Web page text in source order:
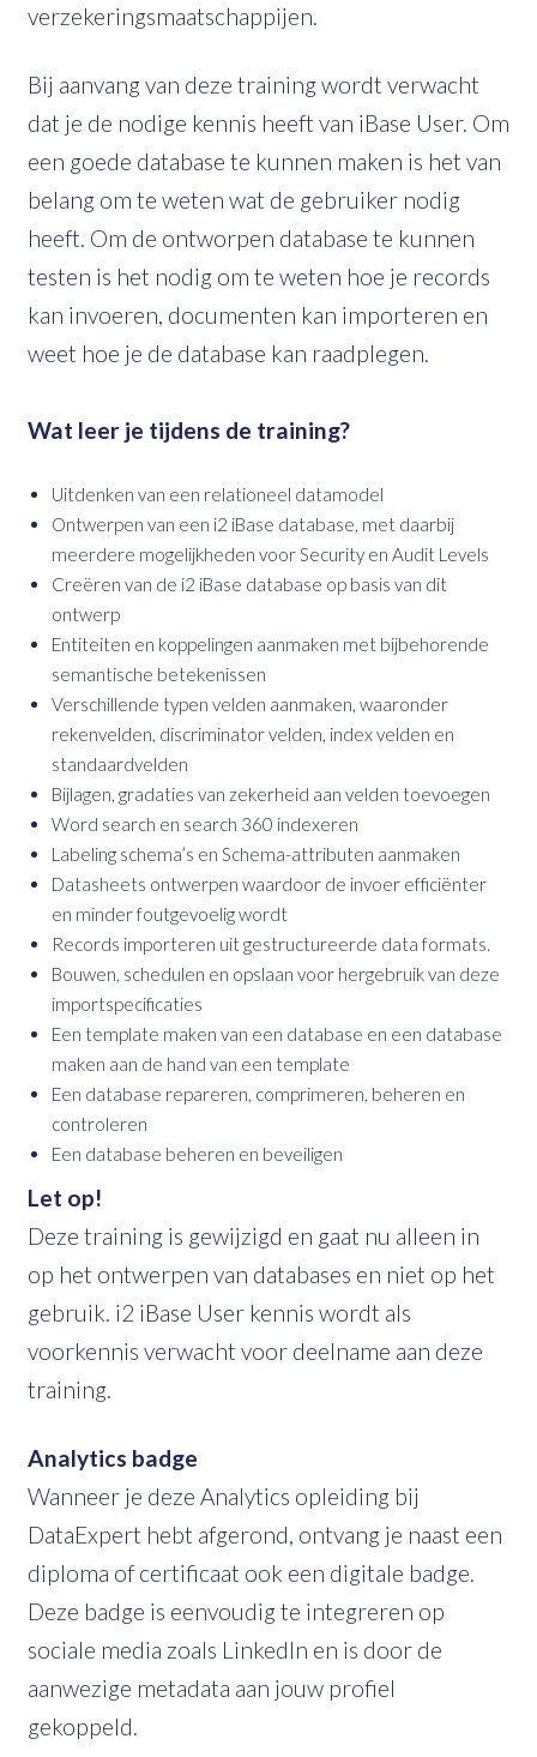
verzekeringsmaatschappijen.
Bij aanvang van deze training wordt verwacht
dat je de nodige kennis heeft van iBase User. Om
een goede database te kunnen maken is het van
belang om te weten wat de gebruiker nodig
heeft. Om de ontworpen database te kunnen
testen is het nodig om te weten hoe je records
kan invoeren, documenten kan importeren en
weet hoe je de database kan raadplegen.
Wat leer je tijdens de training?
Uitdenken van een relationeel datamodel
Ontwerpen van een i2 iBase database, met daarbij
meerdere mogelijkheden voor Security en Audit Levels
Creëren van de i2 iBase database op basis van dit
ontwerp
Entiteiten en koppelingen aanmaken met bijbehorende
semantische betekenissen
Verschillende typen velden aanmaken, waaronder
rekenvelden, discriminator velden, index velden en
standaardvelden
Bijlagen, gradaties van zekerheid aan velden toevoegen
Word search en search 360 indexeren
Labeling schema’s en Schema-attributen aanmaken
Datasheets ontwerpen waardoor de invoer efficiënter
en minder foutgevoelig wordt
Records importeren uit gestructureerde data formats.
Bouwen, schedulen en opslaan voor hergebruik van deze
importspecificaties
Een template maken van een database en een database
maken aan de hand van een template
Een database repareren, comprimeren, beheren en
controleren
Een database beheren en beveiligen
Let op!
Deze training is gewijzigd en gaat nu alleen in
op het ontwerpen van databases en niet op het
gebruik. i2 iBase User kennis wordt als
voorkennis verwacht voor deelname aan deze
training.
Analytics badge
Wanneer je deze Analytics opleiding bij
DataExpert hebt afgerond, ontvang je naast een
diploma of certificaat ook een digitale badge.
Deze badge is eenvoudig te integreren op
sociale media zoals LinkedIn en is door de
aanwezige metadata aan jouw profiel
gekoppeld.